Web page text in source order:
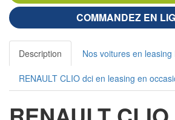
COMMANDEZ EN
Description Nos voitures en
RENAULT CLIO dci en leasing en